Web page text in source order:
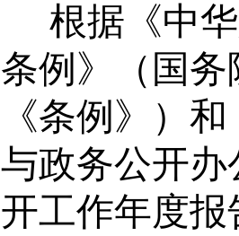
根据《中
条例》（国务
《条例》）
与政务公开
开工作年度